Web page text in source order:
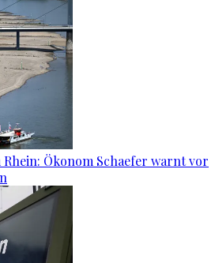
Ökonom Schaefer warnt vor